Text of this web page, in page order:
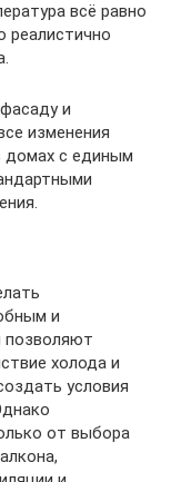
всё равно
реалистично
и
изменения
домах с единым
и
позволяют
холода и
условия
от выбора